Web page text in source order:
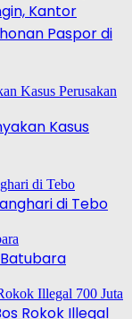
Kantor
Paspor di
Kasus
di Tebo
Rokok Illegal